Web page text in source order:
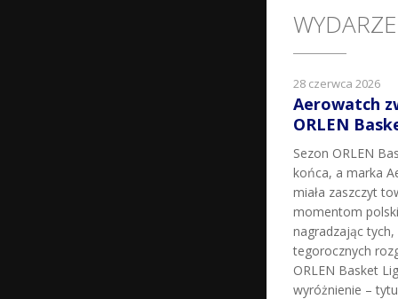
28 czerwca 2026
Aerowatch
ORLEN
Sezon ORLEN
końca, a marka
miała zaszczyt
momentom
nagradzając
tegorocznych
ORLEN Basket
wyróżnienie –